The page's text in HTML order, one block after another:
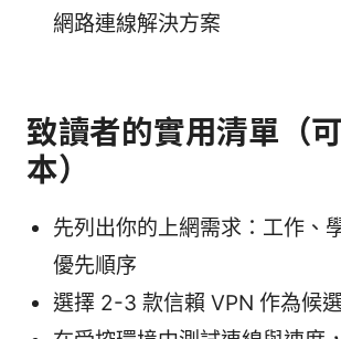
網路連線解決方案
致讀者的實用清單（
本）
先列出你的上網需求：工作、
優先順序
選擇 2-3 款信賴 VPN 作為候